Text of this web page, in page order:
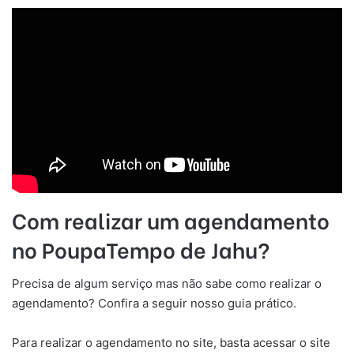
Com realizar um agendamento
no PoupaTempo de Jahu?
Precisa de algum serviço mas não sabe como realizar o
agendamento? Confira a seguir nosso guia prático.
Para realizar o agendamento no site, basta acessar o site